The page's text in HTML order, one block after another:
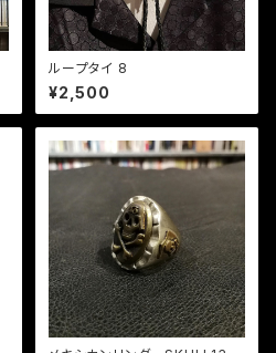
ループタイ 8
¥2,500